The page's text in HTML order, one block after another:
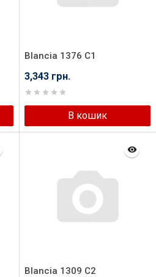
Blancia 1376 C1
3,343 грн.
В кошик
Blancia 1309 C2